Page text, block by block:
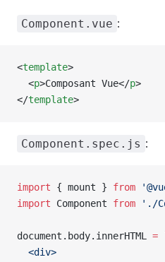
Component.vue :
<template>
  <
p>Composant Vue</p>
</template>
Component.spec.js :
import { mount } from
import Component from './
document . body. innerHTML =
  <div>